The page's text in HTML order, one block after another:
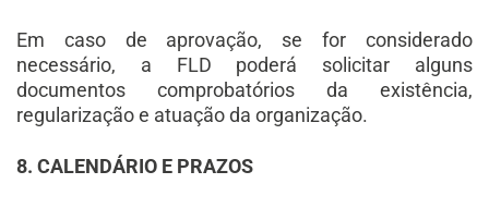
Em caso de aprovação, se for considerado
necessário, a FLD poderá solicitar alguns
documentos comprobatórios da existência,
regularização e atuação da organização.
8. CALENDÁRIO E PRAZOS